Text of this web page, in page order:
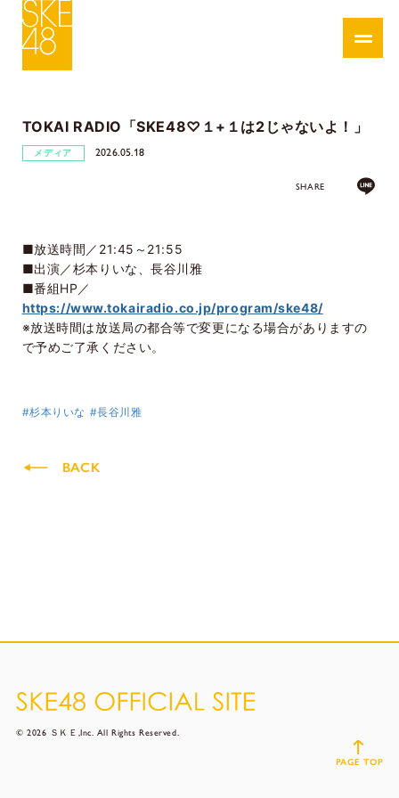
TOKAI RADIO「SKE48♡１+１は2じゃないよ！」
メディア 2026.05.18
SHARE
■放送時間／21:45～21:55
■出演／杉本りいな、長谷川雅
■番組HP／
https://www.tokairadio.co.jp/program/ske48/
※放送時間は放送局の都合等で変更になる場合がありますの
で予めご了承ください。
#杉本りいな #長谷川雅
BACK
© 2026 ＳＫＥ,Inc. All Rights Reserved.
PAGE TOP